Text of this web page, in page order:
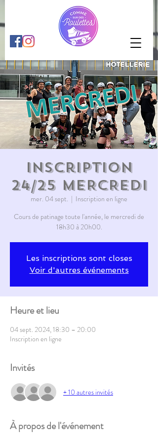
Inscription
24/25 MERCREDI
mer. 04 sept.
  |
Inscription en ligne
Cours de patinage toute l'année, le mercredi de
18h30 à 20h00.
Les inscriptions sont closes
Voir d'autres événements
Heure et lieu
04 sept. 2024, 18:30 – 20:00
Inscription en ligne
Invités
+ 10 autres invités
À propos de l'événement